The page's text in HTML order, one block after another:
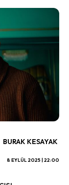
BURAK KESAYAK
8 EYLÜL 2025 | 22:00